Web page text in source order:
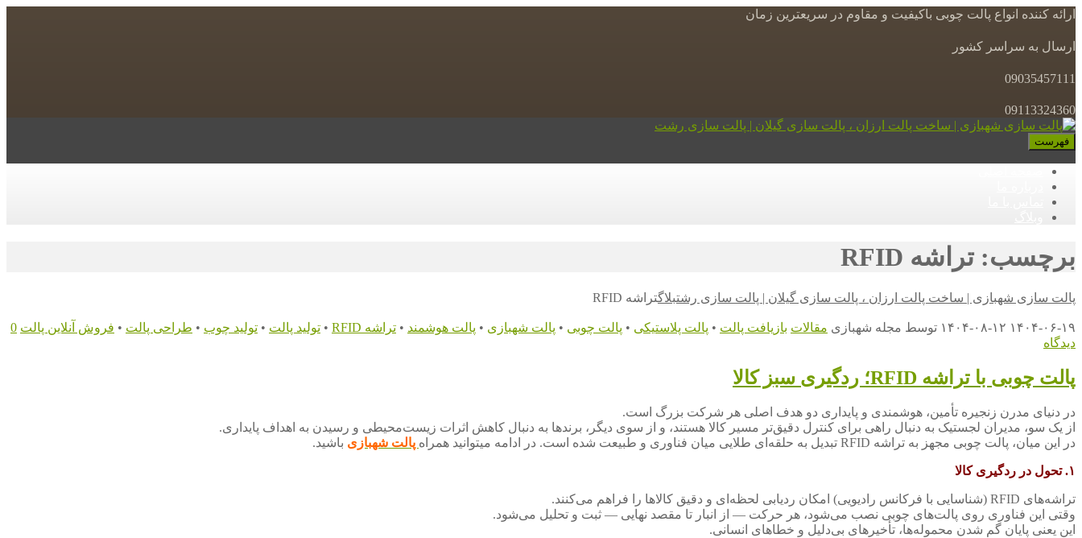
ارائه کننده انواع پالت چوبی باکیفیت و مقاوم در سریعترین زمان
ارسال به سراسر کشور
09035457111
09113324360
فهرست
برچسب: تراشه RFID
پالت سازی شهبازی | ساخت پالت ارزان ، پالت سازی گیلان | پالت سازی رشتبلاگتراشه RFID
۱۴۰۴-۰۶-۱۹ ۱۴۰۴-۰۸-۱۲ توسط مجله شهبازی مقالات بازیافت پالت • پالت پلاستیکی • پالت چوبی • پالت شهبازی • پالت هوشمند • تراشه RFID • تولید پالت • تولید چوب • طراحی پالت • فروش آنلاین پالت 0
دیدگاه
پالت چوبی با تراشه RFID؛ ردگیری سبز کالا
در دنیای مدرن زنجیره تأمین، هوشمندی و پایداری دو هدف اصلی هر شرکت بزرگ است.
از یک سو، مدیران لجستیک به دنبال راهی برای کنترل دقیق‌تر مسیر کالا هستند، و از سوی دیگر، برندها به دنبال کاهش اثرات زیست‌محیطی و رسیدن به اهداف پایداری.
در این میان، پالت چوبی مجهز به تراشه RFID تبدیل به حلقه‌ای طلایی میان فناوری و طبیعت شده است. در ادامه میتوانید همراه
پالت شهبازی باشید.
۱. تحول در ردگیری کالا
تراشه‌های RFID (شناسایی با فرکانس رادیویی) امکان ردیابی لحظه‌ای و دقیق کالاها را فراهم می‌کنند.
وقتی این فناوری روی پالت‌های چوبی نصب می‌شود، هر حرکت — از انبار تا مقصد نهایی — ثبت و تحلیل می‌شود.
این یعنی پایان گم شدن محموله‌ها، تأخیرهای بی‌دلیل و خطاهای انسانی.